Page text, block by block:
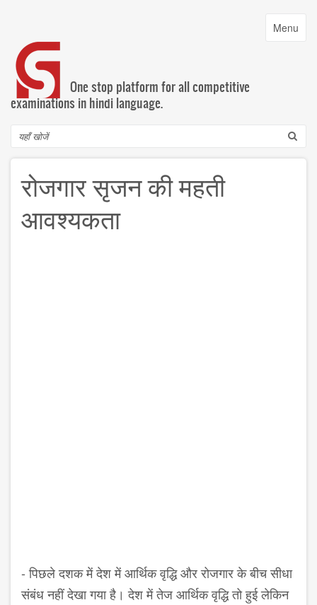
content
Toggle
Menu
One stop platform for all competitive
examinations in hindi language.
Search
रोजगार सृजन की महती
आवश्यकता
-पिछले दशक में देश में आर्थिक वृद्धि और रोजगार के बीच सीधा
संबंध नहीं देखा गया है। देश में तेज आर्थिक वृद्धि तो हुई लेकिन